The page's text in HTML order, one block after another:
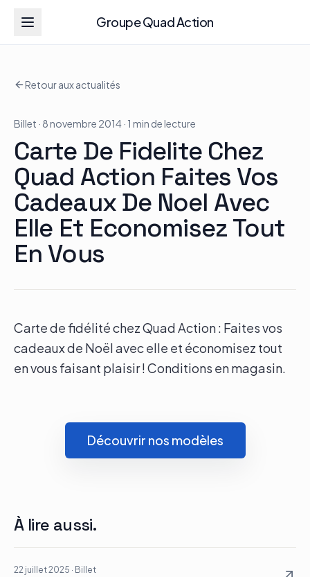
Groupe Quad Action
Groupe Quad Action
Accueil
RZR
ATV
RGR
Tous les modèles
Le groupe
Retour aux actualités
Billet · 8 novembre 2014· 1 min de lecture
Carte De Fidelite Chez
Quad Action Faites Vos
Cadeaux De Noel Avec
Elle Et Economisez Tout
En Vous
Carte de fidélité chez Quad Action : Faites vos
cadeaux de Noël avec elle et économisez tout
en vous faisant plaisir ! Conditions en magasin.
Découvrir nos modèles
À lire aussi.
22 juillet 2025 · Billet